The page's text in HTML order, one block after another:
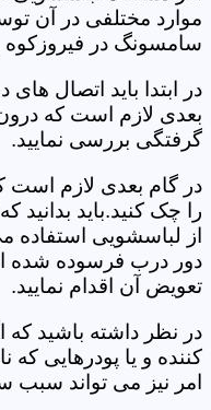
موارد مختلفی در آن
سامسونگ در
در ابتدا باید اتصال
بعدی لازم است که
گرفتگی بررسی نمایید.
در گام بعدی لازم
را چک کنید.باید
از لباسشویی استفاده
دور درب فرسوده شده
تعویض آن اقدام نمایید.
در نظر داشته باشید که
کننده و یا پودرهایی
امر نیز می تواند